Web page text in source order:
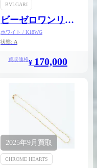
BVLGARI
ビーゼロワンリン
グ
ホワイト / K18WG
状態: A
買取価格¥ 170,000
2025年9月 買取
CHROME HEARTS